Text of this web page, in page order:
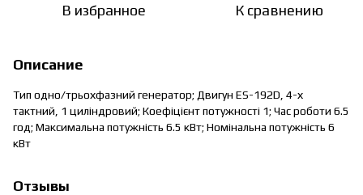
В избранное К сравнению
Описание
Тип одно/трьохфазний генератор; Двигун ES-192D, 4-х
тактний, 1 циліндровий; Коефіцієнт потужності 1; Час роботи 6.5
год; Максимальна потужність 6.5 кВт; Номінальна потужність 6
кВт
Отзывы